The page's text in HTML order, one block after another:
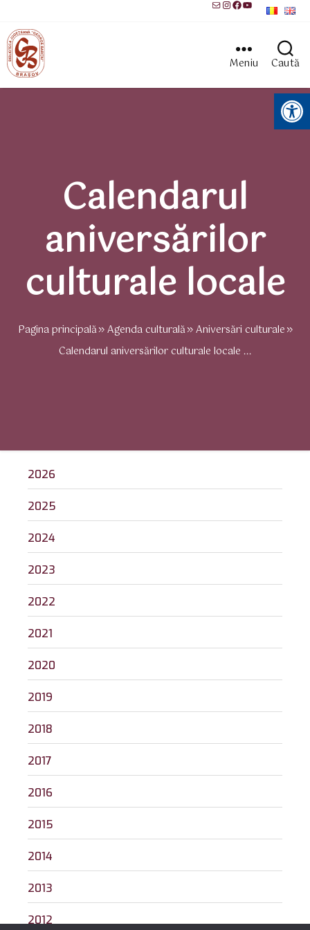
MailInstagram
Facebook
YouTube
Meniu Caută
Instrumente pentru accesibilitate
Calendarul
aniversărilor
culturale locale
Pagina principală Agenda culturală
Aniversări culturale
Calendarul aniversărilor culturale locale ...
2026
2025
2024
2023
2022
2021
2020
2019
2018
2017
2016
2015
2014
2013
2012